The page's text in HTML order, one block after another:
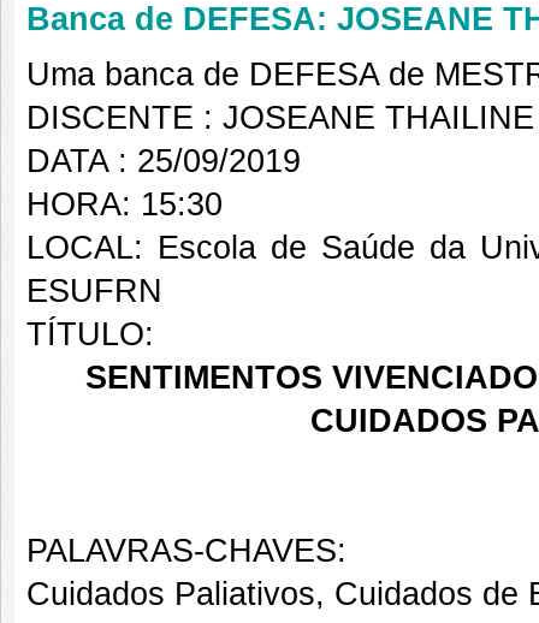
Banca de DEFESA: JOSEANE
Uma banca de DEFESA de
DISCENTE : JOSEANE
DATA : 25/09/2019
HORA: 15:30
LOCAL: Escola de Saúde da
ESUFRN
TÍTULO:
SENTIMENTOS
CUIDADOS
PALAVRAS-CHAVES:
Cuidados Paliativos, Cuidados de